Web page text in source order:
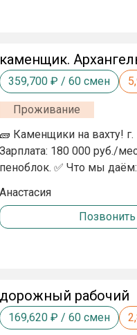
каменщик.
359,700 ₽ / 60 смен
Проживание
🧱 Каменщики на вахту! г. Мирный,
Зарплата: 180 000 руб./
пеноблок. ✅ Что мы даём: ТК РФ, жильё, питание (обед+ужин), спецодежда.
Билеты до вахты/
подробности по запросу!
Анастасия
Позвонить
дорожный рабочий
169,620 ₽ / 60 смен